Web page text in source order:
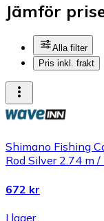
Jämför
Alla filter
Pris inkl. frakt
Shimano Fishing
Rod Silver 2.74 m
672 kr
I lager